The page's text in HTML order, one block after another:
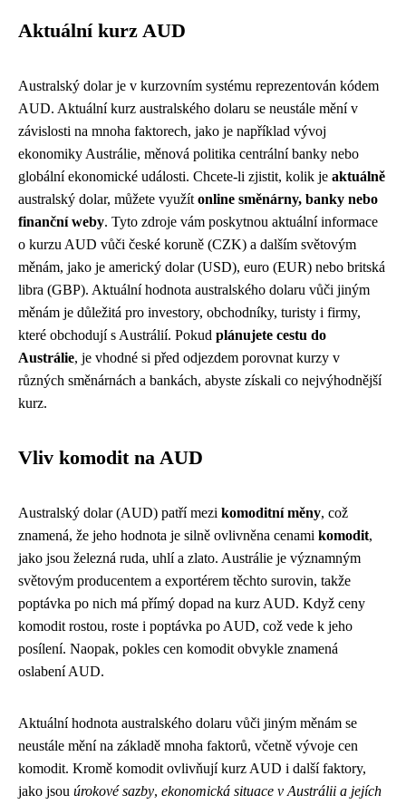
Aktuální kurz AUD
Australský dolar je v kurzovním systému reprezentován kódem
AUD. Aktuální kurz australského dolaru se neustále mění v
závislosti na mnoha faktorech, jako je například vývoj
ekonomiky Austrálie, měnová politika centrální banky nebo
globální ekonomické události. Chcete-li zjistit, kolik je aktuálně
australský dolar, můžete využít online směnárny, banky nebo
finanční weby. Tyto zdroje vám poskytnou aktuální informace
o kurzu AUD vůči české koruně (CZK) a dalším světovým
měnám, jako je americký dolar (USD), euro (EUR) nebo britská
libra (GBP). Aktuální hodnota australského dolaru vůči jiným
měnám je důležitá pro investory, obchodníky, turisty i firmy,
které obchodují s Austrálií. Pokud plánujete cestu do
Austrálie, je vhodné si před odjezdem porovnat kurzy v
různých směnárnách a bankách, abyste získali co nejvýhodnější
kurz.
Vliv komodit na AUD
Australský dolar (AUD) patří mezi komoditní měny, což
znamená, že jeho hodnota je silně ovlivněna cenami komodit,
jako jsou železná ruda, uhlí a zlato. Austrálie je významným
světovým producentem a exportérem těchto surovin, takže
poptávka po nich má přímý dopad na kurz AUD. Když ceny
komodit rostou, roste i poptávka po AUD, což vede k jeho
posílení. Naopak, pokles cen komodit obvykle znamená
oslabení AUD.
Aktuální hodnota australského dolaru vůči jiným měnám se
neustále mění na základě mnoha faktorů, včetně vývoje cen
komodit. Kromě komodit ovlivňují kurz AUD i další faktory,
jako jsou úrokové sazby, ekonomická situace v Austrálii a jejích